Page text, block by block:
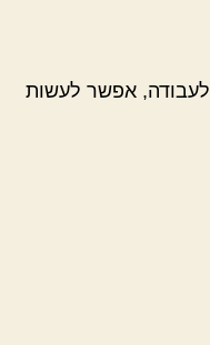
לעבודה, אפשר לעשות